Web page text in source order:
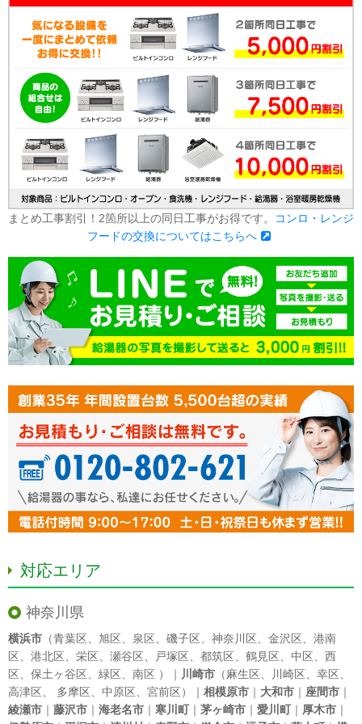
まとめ工事割引！2箇所以上の同日工事がお得です。
コンロ・レンジ
フードの交換についてはこちらへ
対応エリア
神奈川県
横浜市 （青葉区 旭区 泉区 磯子区 神奈川区 金沢区
港南
区
港北区 栄区 瀬谷区 戸塚区 都筑区 鶴見区 中区
西
区
保土ヶ谷区 緑区 南区 ）｜ 川崎市 （麻生区 川崎区 幸区
高津区
多摩区 中原区 宮前区）｜ 相模原市 ｜ 大和市 ｜ 座間市 ｜
綾瀬市 ｜ 藤沢市 ｜ 海老名市 ｜ 寒川町｜ 茅ヶ崎市 ｜ 愛川町｜ 厚木市 ｜